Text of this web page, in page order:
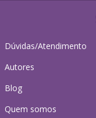
Dúvidas/Atendimento
Autores
Blog
Quem somos